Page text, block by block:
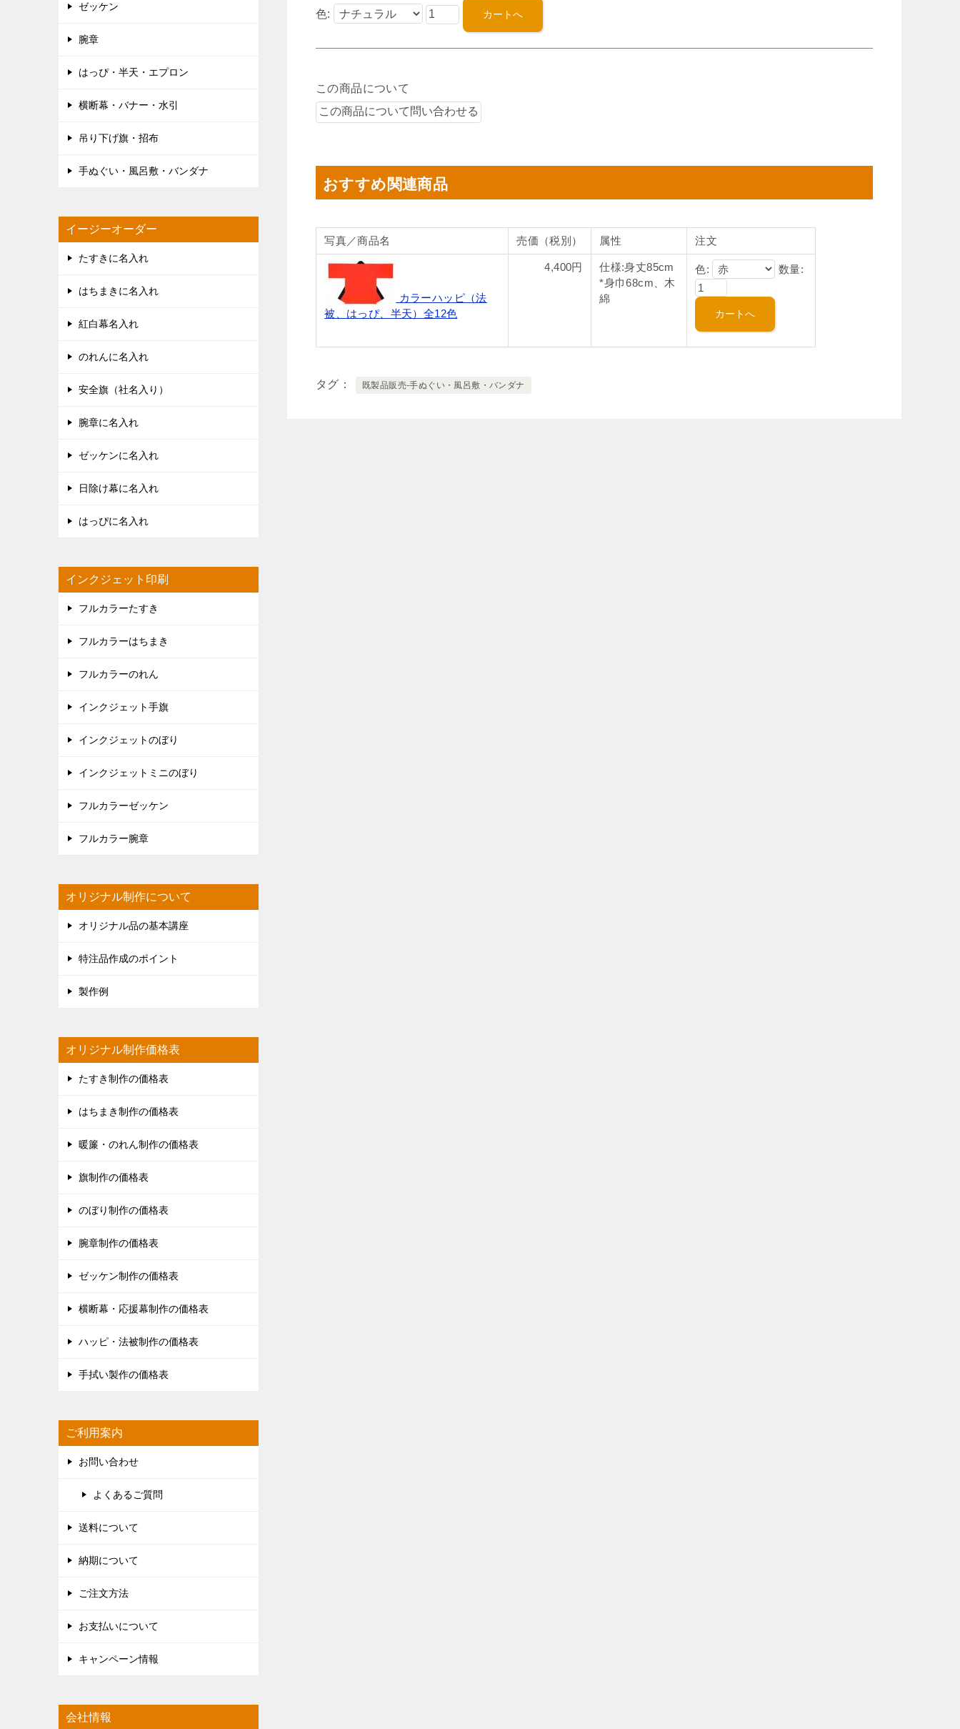
色:
この商品について
おすすめ関連商品
写真／商品名 売価（税別） 属性 注文
カラーハッピ（法
被、はっぴ、半天）全12色
4,400円
仕様:身丈85cm
*身巾68cm、木
綿
色: 数量:
タグ 既製品販売-手ぬぐい・風呂敷・バンダナ
ゼッケン
腕章
はっぴ・半天・エプロン
横断幕・バナー・水引
吊り下げ旗・招布
手ぬぐい・風呂敷・バンダナ
イージーオーダー
たすきに名入れ
はちまきに名入れ
紅白幕名入れ
のれんに名入れ
安全旗（社名入り）
腕章に名入れ
ゼッケンに名入れ
日除け幕に名入れ
はっぴに名入れ
インクジェット印刷
フルカラーたすき
フルカラーはちまき
フルカラーのれん
インクジェット手旗
インクジェットのぼり
インクジェットミニのぼり
フルカラーゼッケン
フルカラー腕章
オリジナル制作について
オリジナル品の基本講座
特注品作成のポイント
製作例
オリジナル制作価格表
たすき制作の価格表
はちまき制作の価格表
暖簾・のれん制作の価格表
旗制作の価格表
のぼり制作の価格表
腕章制作の価格表
ゼッケン制作の価格表
横断幕・応援幕制作の価格表
ハッピ・法被制作の価格表
手拭い製作の価格表
ご利用案内
お問い合わせ
よくあるご質問
送料について
納期について
ご注文方法
お支払いについて
キャンペーン情報
会社情報